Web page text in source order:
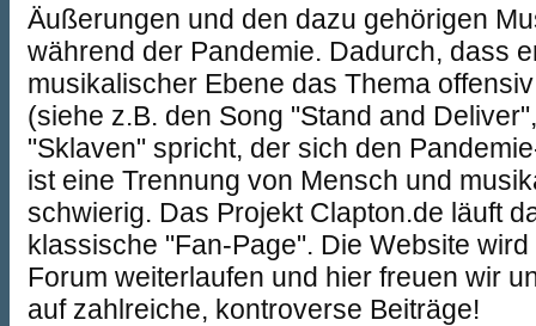
Äußerungen und den dazu gehörigen
während der Pandemie. Dadurch, dass
musikalischer Ebene das Thema
(siehe z.B. den Song "Stand and
"Sklaven" spricht, der sich den
ist eine Trennung von Mensch und
schwierig. Das Projekt Clapton.de läuft
klassische "Fan-Page". Die Website
Forum weiterlaufen und hier freuen wir
auf zahlreiche, kontroverse Beiträge!